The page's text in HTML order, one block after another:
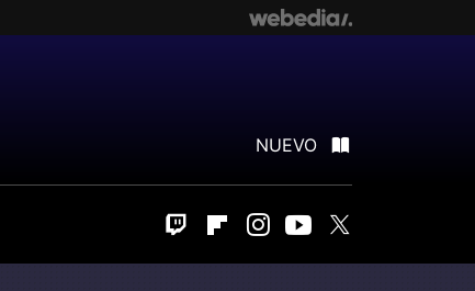
NUEVO
Twitch FlipboardInstagram
Youtube